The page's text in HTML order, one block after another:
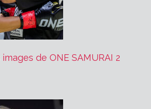
de ONE SAMURAI 2